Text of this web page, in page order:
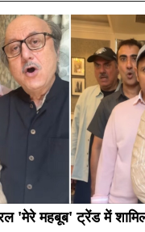
'मेरे महबूब' ट्रेंड में